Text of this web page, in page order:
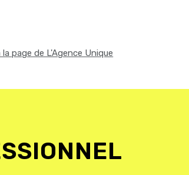
page de L'Agence Unique